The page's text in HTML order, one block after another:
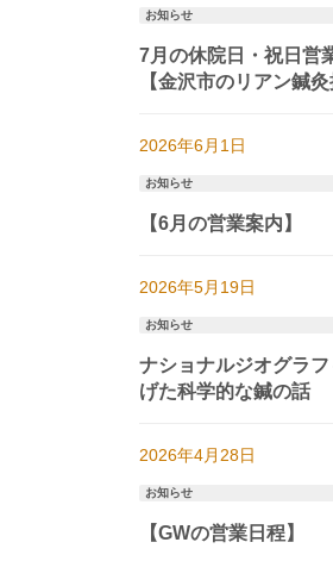
お知らせ
7月の休院日・祝日営
【金沢市のリアン鍼灸
2026年6月1日
お知らせ
【6月の営業案内】
2026年5月19日
お知らせ
ナショナルジオグラ
げた科学的な鍼の話
2026年4月28日
お知らせ
【GWの営業日程】